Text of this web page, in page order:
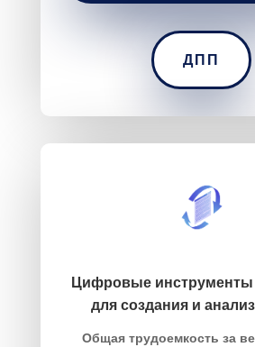
ДПП
Цифровые инструменты
для создания и
Общая трудоемкость за